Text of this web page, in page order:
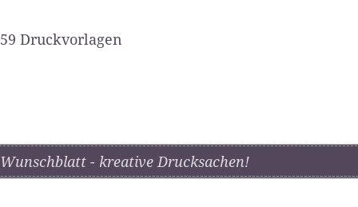
59 Druckvorlagen
Wunschblatt - kreative Drucksachen!